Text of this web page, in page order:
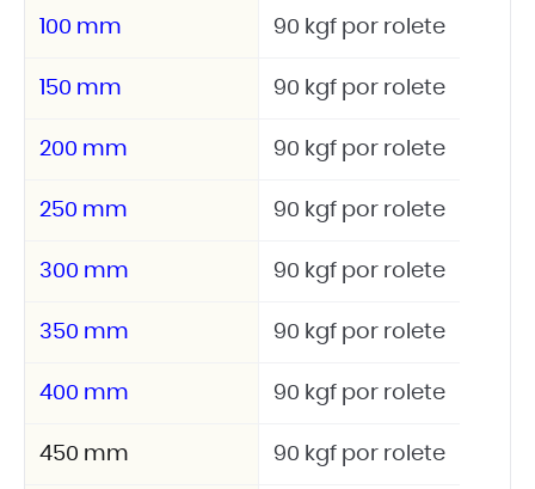
100 mm 90 kgf por rolete
150 mm 90 kgf por rolete
200 mm 90 kgf por rolete
250 mm 90 kgf por rolete
300 mm 90 kgf por rolete
350 mm 90 kgf por rolete
400 mm 90 kgf por rolete
450 mm 90 kgf por rolete